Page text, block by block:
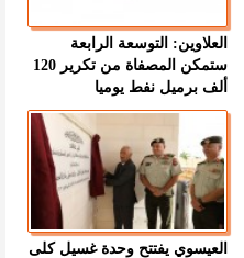
العلاوين: التوسعة الرابعة
ستمكن المصفاة من تكرير 120
ألف برميل نفط يوميا
العيسوي يفتتح وحدة غسيل كلى